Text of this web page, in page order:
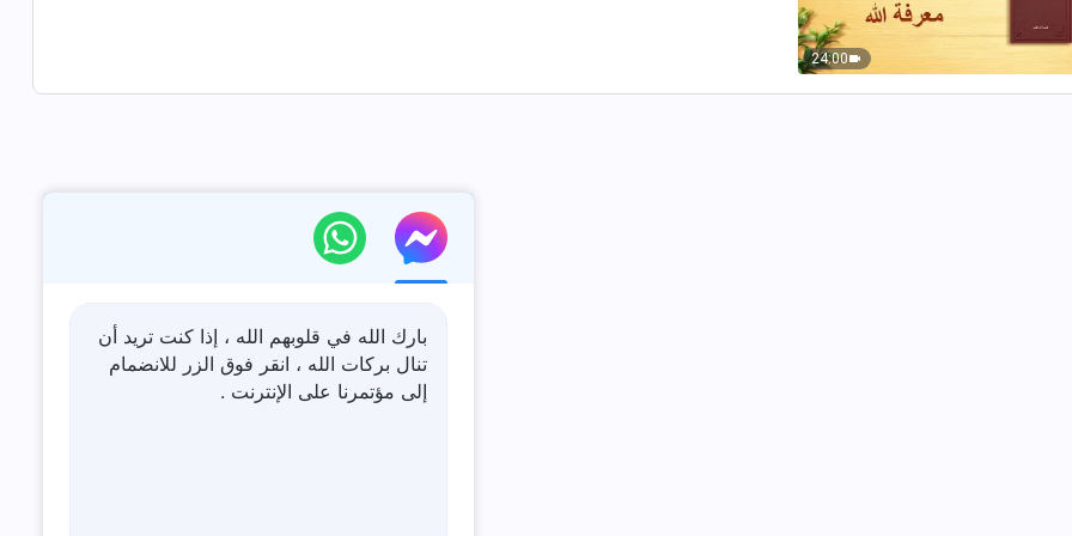
24:00
بارك الله في قلوبهم الله ، إذا كنت تريد أن
تنال بركات الله ، انقر فوق الزر للانضمام
إلى مؤتمرنا على الإنترنت .